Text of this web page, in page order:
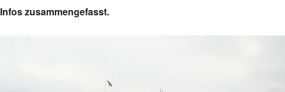
zusammengefasst.